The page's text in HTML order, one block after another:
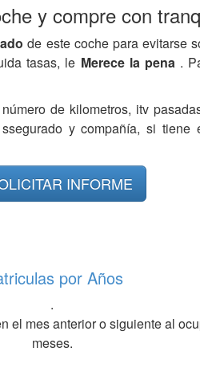
y compre con
de este coche para evitarse
tasas, le Merece la pena .
de kilometros, itv
y compañía, si tiene
INFORME
por Años
.
el mes anterior o siguiente al
meses.